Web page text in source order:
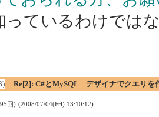
っているわけでは
Re[2]: C#とMySQL デザイナでクエリを
回)-(2008/07/04(Fri) 13:10:12)